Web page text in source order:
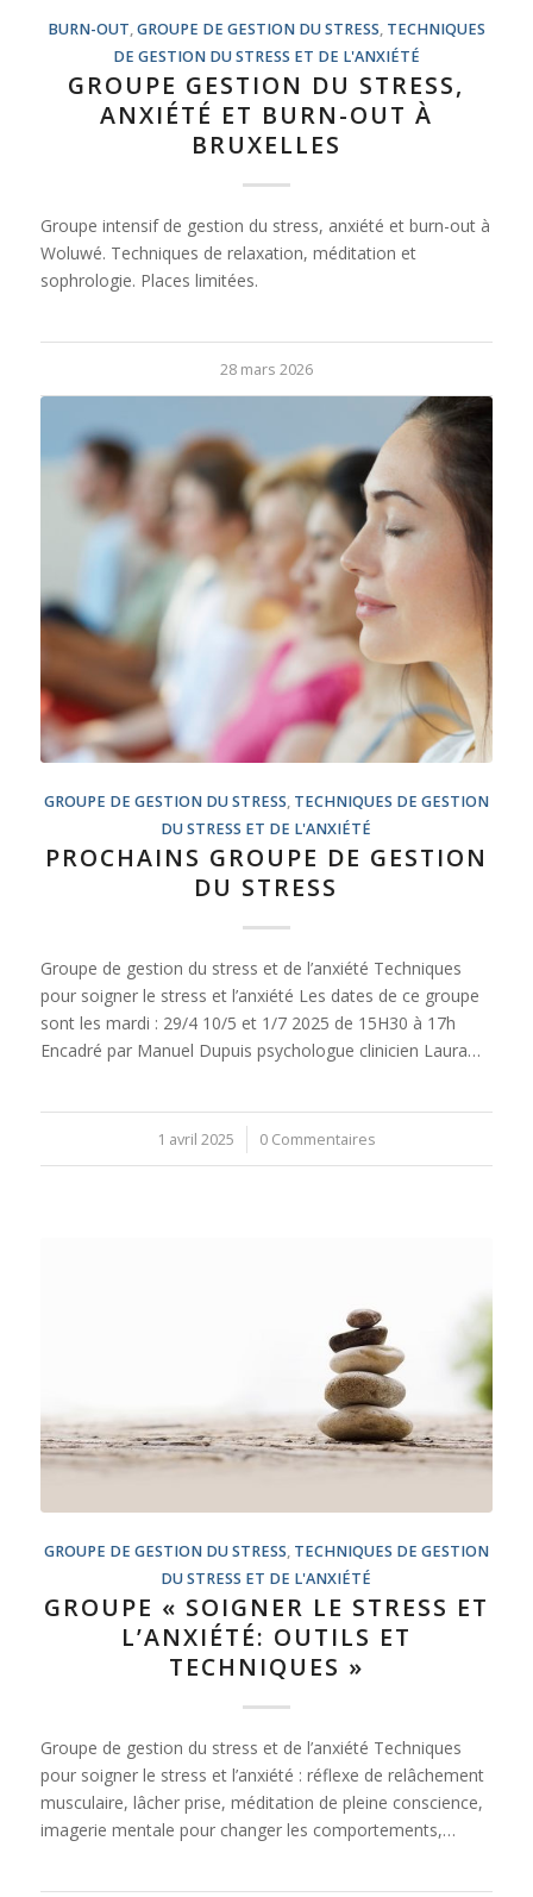
BURN-OUT,GROUPE DE GESTION DU STRESS, TECHNIQUES
DE GESTION DU STRESS ET DE L'ANXIÉTÉ
GROUPE GESTION DU STRESS,
ANXIÉTÉ ET BURN-OUT À
BRUXELLES
Groupe intensif de gestion du stress, anxiété et burn-out à
Woluwé. Techniques de relaxation, méditation et
sophrologie. Places limitées.
28 mars 2026
GROUPE DE GESTION DU STRESS, TECHNIQUES DE GESTION
DU STRESS ET DE L'ANXIÉTÉ
PROCHAINS GROUPE DE GESTION
DU STRESS
Groupe de gestion du stress et de l’anxiété Techniques
pour soigner le stress et l’anxiété Les dates de ce groupe
sont les mardi : 29/4 10/5 et 1/7 2025 de 15H30 à 17h
Encadré par Manuel Dupuis psychologue clinicien Laura…
1 avril 2025
/ 0 Commentaires
GROUPE DE GESTION DU STRESS, TECHNIQUES DE GESTION
DU STRESS ET DE L'ANXIÉTÉ
GROUPE « SOIGNER LE STRESS ET
L’ANXIÉTÉ: OUTILS ET
TECHNIQUES »
Groupe de gestion du stress et de l’anxiété Techniques
pour soigner le stress et l’anxiété : réflexe de relâchement
musculaire, lâcher prise, méditation de pleine conscience,
imagerie mentale pour changer les comportements,…